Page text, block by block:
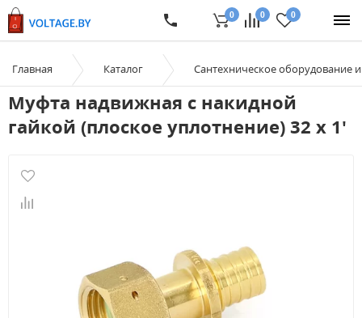
0 0 0
Главная Каталог Сантехническое оборудование
Муфта надвижная с накидной
гайкой (плоское уплотнение) 32 x 1'